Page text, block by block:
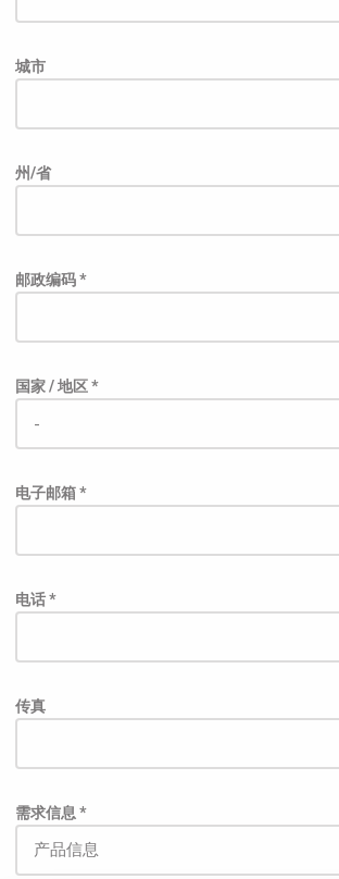
城市
州/省
邮政编码 *
国家 / 地区 *
电子邮箱 *
电话 *
传真
需求信息 *